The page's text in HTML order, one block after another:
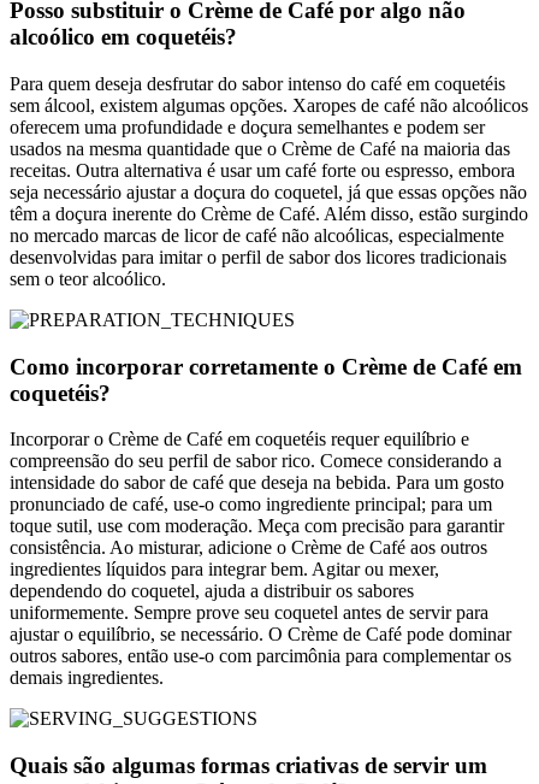
Posso substituir o Crème de Café por algo não
alcoólico em coquetéis?
Para quem deseja desfrutar do sabor intenso do café em coquetéis
sem álcool, existem algumas opções. Xaropes de café não alcoólicos
oferecem uma profundidade e doçura semelhantes e podem ser
usados na mesma quantidade que o Crème de Café na maioria das
receitas. Outra alternativa é usar um café forte ou espresso, embora
seja necessário ajustar a doçura do coquetel, já que essas opções não
têm a doçura inerente do Crème de Café. Além disso, estão surgindo
no mercado marcas de licor de café não alcoólicas, especialmente
desenvolvidas para imitar o perfil de sabor dos licores tradicionais
sem o teor alcoólico.
Como incorporar corretamente o Crème de Café em
coquetéis?
Incorporar o Crème de Café em coquetéis requer equilíbrio e
compreensão do seu perfil de sabor rico. Comece considerando a
intensidade do sabor de café que deseja na bebida. Para um gosto
pronunciado de café, use-o como ingrediente principal; para um
toque sutil, use com moderação. Meça com precisão para garantir
consistência. Ao misturar, adicione o Crème de Café aos outros
ingredientes líquidos para integrar bem. Agitar ou mexer,
dependendo do coquetel, ajuda a distribuir os sabores
uniformemente. Sempre prove seu coquetel antes de servir para
ajustar o equilíbrio, se necessário. O Crème de Café pode dominar
outros sabores, então use-o com parcimônia para complementar os
demais ingredientes.
Quais são algumas formas criativas de servir um